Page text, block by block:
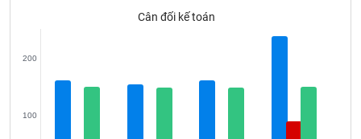
Cân đối kế toán
100
200
tạo